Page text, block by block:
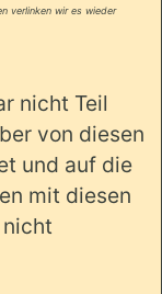
verlinken wir es wieder
nicht Teil
von diesen
und auf die
mit diesen